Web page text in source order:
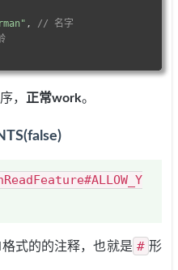
, // 名字
， 正常work。
式的的注释，也就是 # 形